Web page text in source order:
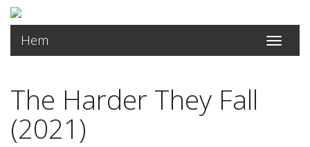
Toggle
Hem
The Harder They Fall
(2021)